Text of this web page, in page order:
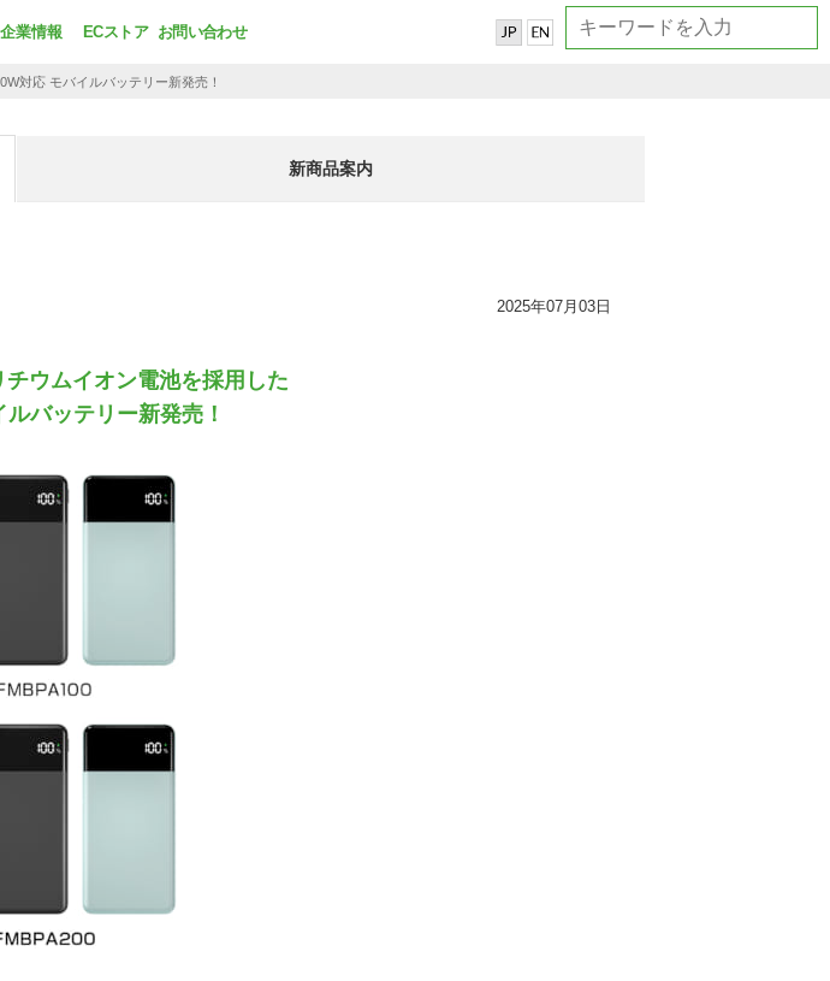
企業情報 ECストア お問い合わせ
対応 モバイルバッテリー新発売！
新商品案内
2025年07月03日
ウムイオン電池を採用した
バッテリー新発売！